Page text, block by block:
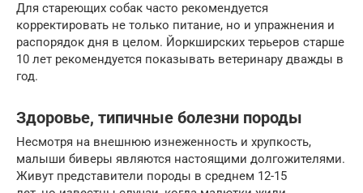
Для стареющих собак часто рекомендуется
корректировать не только питание, но и упражнения и
распорядок дня в целом. Йоркширских терьеров старше
10 лет рекомендуется показывать ветеринару дважды в
год.
Здоровье, типичные болезни породы
Несмотря на внешнюю изнеженность и хрупкость,
малыши биверы являются настоящими долгожителями.
Живут представители породы в среднем 12-15